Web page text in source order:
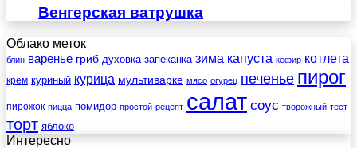
Венгерская ватрушка
Облако меток
блин варенье гриб духовка запеканка зима капуста кефир котлета
крем куриный курица мультиварке мясо огурец печенье пирог
пирожок пицца помидор простой рецепт салат соус творожный тест
торт яблоко
Интересно